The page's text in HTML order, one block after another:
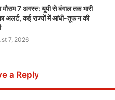
7 अगस्त: यूपी से बंगाल तक भारी
अलर्ट, कई राज्यों में आंधी-तूफान की
7, 2026
a Reply